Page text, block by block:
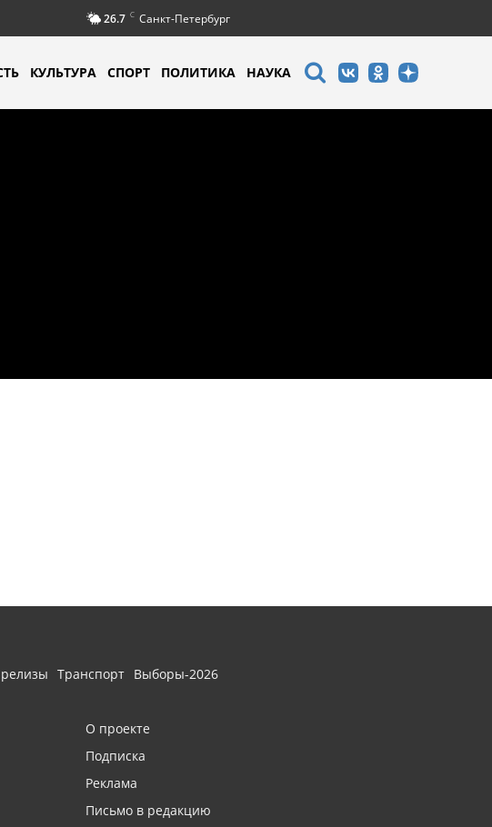
26.7 C Санкт-Петербург
КУЛЬТУРА СПОРТ ПОЛИТИКА НАУКА
Транспорт Выборы-2026
О проекте
Подписка
Реклама
Письмо в редакцию